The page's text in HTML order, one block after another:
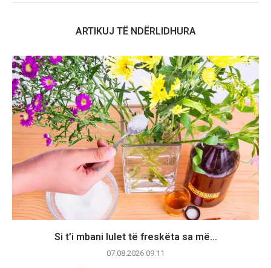
ARTIKUJ TË NDËRLIDHURA
Si t’i mbani lulet të freskëta sa më...
07.08.2026 09:11